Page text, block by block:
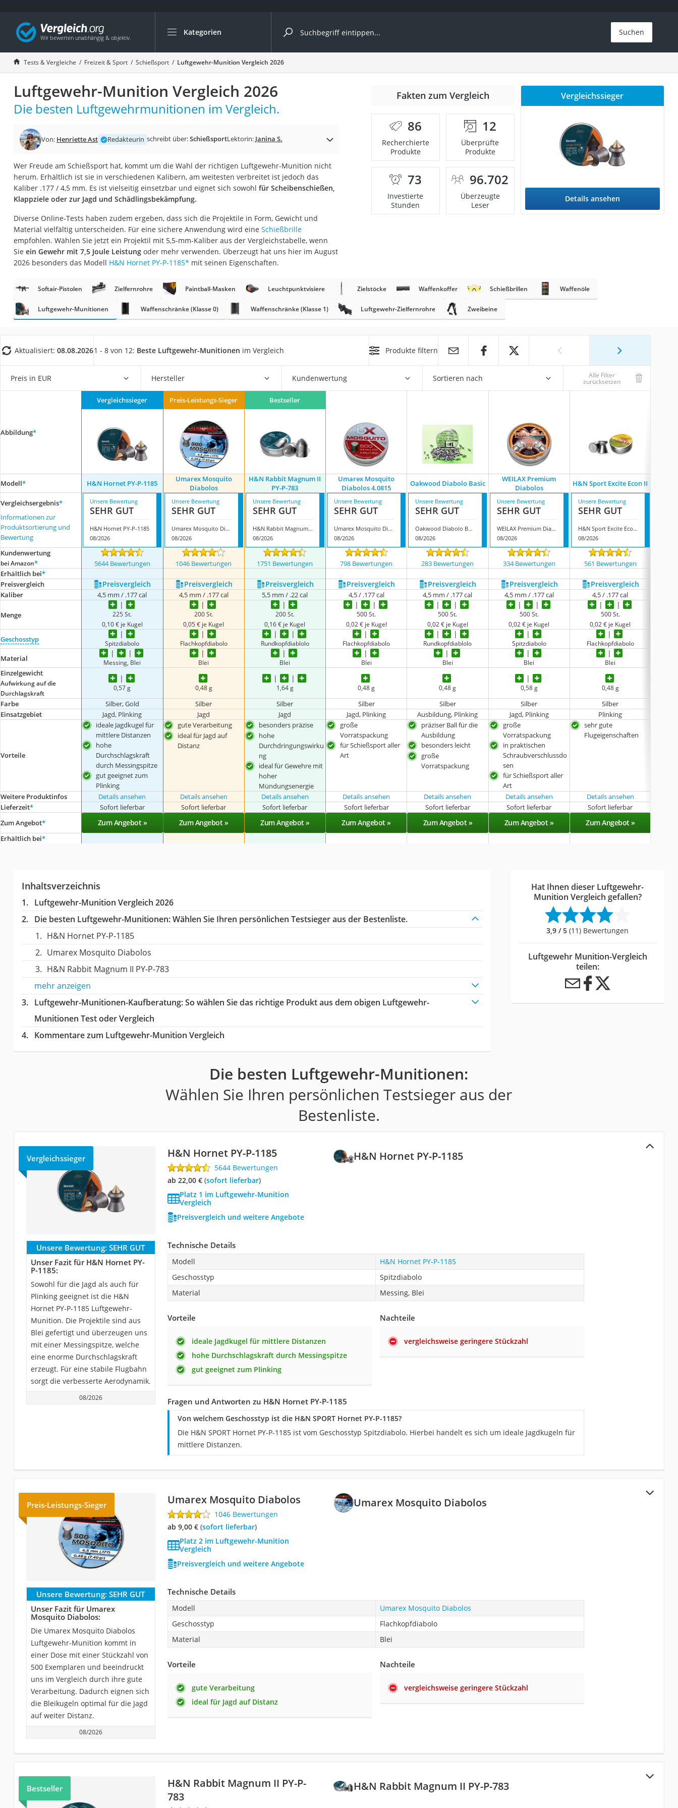
Kategorien
Die beliebtesten Vergleiche nach Kategorie
Freizeit & Sport
Gartentrampolin
Trampolin
Metalldetektor
Trampolin 366 cm
Aluminium-Koffer
Futterboot
Air Bike
E-Bike-Dreirad
Trekkingschuhe Herren
Reisetasche mit Rollen
Klimmzugstation
Koffer
Nachtsichtgerät
Faltschloss
Vibrationsplatte
Sicherheitsweste Reiten
Service
Suchen
Tests & Vergleiche Freizeit & Sport Schießsport Luftgewehr-Munition Vergleich 2026
Luftgewehr-Munition Vergleich 2026
Die besten Luftgewehrmunitionen im Vergleich.
Von: Henriette Ast Redakteurin schreibt über:SchießsportLektorin: Janina S.
Wer Freude am Schießsport hat, kommt um die Wahl der richtigen Luftgewehr-Munition nicht
herum. Erhältlich ist sie in verschiedenen Kalibern, am weitesten verbreitet ist jedoch das
Kaliber .177 / 4,5 mm. Es ist vielseitig einsetzbar und eignet sich sowohl für Scheibenschießen,
Klappziele oder zur Jagd und Schädlingsbekämpfung.
Diverse Online-Tests haben zudem ergeben, dass sich die Projektile in Form, Gewicht und
Material vielfältig unterscheiden. Für eine sichere Anwendung wird eine Schießbrille
empfohlen. Wählen Sie jetzt ein Projektil mit 5,5-mm-Kaliber aus der Vergleichstabelle, wenn
Sie ein Gewehr mit 7,5 Joule Leistungoder mehr verwenden. Überzeugt hat uns hier im August
2026 besonders das Modell H&N Hornet PY-P-1185* mit seinen Eigenschaften.
Fakten zum Vergleich
86
Recherchierte
Produkte
12
Überprüfte
Produkte
73
Investierte
Stunden
96.702
Überzeugte
Leser
Vergleichssieger
Details ansehen
Softair-Pistolen Zielfernrohre Paintball-Masken Leuchtpunktvisiere Zielstöcke Waffenkoffer Schießbrillen Waffenöle
Luftgewehr-Munitionen Waffenschränke (Klasse 0) Waffenschränke (Klasse 1) Luftgewehr-Zielfernrohre Zweibeine
Aktualisiert: 08.08.20261 - 8 von 12: Beste Luftgewehr-Munitionen im Vergleich Produkte filtern
Preis in EUR Hersteller Kundenwertung Sortieren nach Alle Filter
zurücksetzen
Abbildung*
Vergleichssieger Preis-Leistungs-Sieger Bestseller
Modell* H&N Hornet PY-P-1185
Umarex Mosquito
Diabolos
H&N Rabbit Magnum II
PY-P-783
Umarex Mosquito
Diabolos 4.0815
Oakwood Diabolo Basic
WEILAX Premium
Diabolos
H&N Sport Excite Econ II
Vergleichsergebnis*
Informationen zur
Produktsortierung und
Bewertung
Unsere Bewertung
SEHR GUT
H&N Hornet PY-P-1185
08/2026
Unsere Bewertung
SEHR GUT
Umarex Mosquito Diabolos
08/2026
Unsere Bewertung
SEHR GUT
H&N Rabbit Magnum II PY-P-783
08/2026
Unsere Bewertung
SEHR GUT
Umarex Mosquito Diabolos 4.0815
08/2026
Unsere Bewertung
SEHR GUT
Oakwood Diabolo Basic
08/2026
Unsere Bewertung
SEHR GUT
WEILAX Premium Diabolos
08/2026
Unsere Bewertung
SEHR GUT
H&N Sport Excite Econ II
08/2026
Kundenwertung
bei Amazon* 5644 Bewertungen 1046 Bewertungen 1751 Bewertungen 798 Bewertungen 283 Bewertungen 334 Bewertungen 561 Bewertungen
Erhältlich bei*
Preis­vergleich
Preis­vergleich Preis­vergleich Preis­vergleich Preis­vergleich Preis­vergleich Preis­vergleich Preis­vergleich
Kaliber 4,5 mm / .177 cal 4,5 mm / .177 cal 5,5 mm / .22 cal 4,5 / .177 cal 4,5 mm / .177 cal 4,5 mm / .177 cal 4,5 / .177 cal
Menge
225 St.
0,10 € je Kugel
200 St.
0,05 € je Kugel
200 St.
0,16 € je Kugel
500 St.
0,02 € je Kugel
500 St.
0,02 € je Kugel
500 St.
0,02 € je Kugel
500 St.
0,02 € je Kugel
Geschosstyp Spitzdiabolo Flachkopfdiabolo Rundkopfdiablolo Flachkopfdiabolo Rundkopfdiablolo Spitzdiabolo Flachkopfdiabolo
Material Messing, Blei Blei Blei Blei Blei Blei Blei
Einzelgewicht
Aufwirkung auf die
Durchlagskraft
0,57 g 0,48 g 1,64 g 0,48 g 0,48 g 0,58 g 0,48 g
Farbe Silber, Gold Silber Silber Silber Silber Silber
Silber
Einsatzgebiet
Jagd, Plinking Jagd Jagd Jagd, Plinking Ausbildung, Plinking Jagd, Plinking Plinking
Vorteile
ideale Jagdkugel für
mittlere Distanzen
hohe
Durchschlagskraft
durch Messingspitze
gut geeignet zum
Plinking
gute Verarbeitung
ideal für Jagd auf
Distanz
besonders präzise
hohe
Durchdringungswirku
ng
ideal für Gewehre mit
hoher
Mündungsenergie
große
Vorratspackung
für Schießsport aller
Art
präziser Ball für die
Ausbildung
besonders leicht
große
Vorratspackung
große
Vorratspackung
in praktischen
Schraubverschlussdo
sen
für Schießsport aller
Art
sehr gute
Flugeigenschaften
Weitere Produktinfos Details ansehen Details ansehen Details ansehen Details ansehen Details ansehen Details ansehen Details ansehen
Lieferzeit* Sofort lieferbar Sofort lieferbar Sofort lieferbar Sofort lieferbar Sofort lieferbar Sofort lieferbar Sofort lieferbar
Zum Angebot* Zum Angebot » Zum Angebot » Zum Angebot » Zum Angebot » Zum Angebot » Zum Angebot » Zum Angebot »
Erhältlich bei*
Inhaltsverzeichnis
Luftgewehr-Munition Vergleich 2026
Die besten Luftgewehr-Munitionen:Wählen Sie Ihren persönlichen Testsieger aus der Bestenliste.
H&N Hornet PY-P-1185
Umarex Mosquito Diabolos
H&N Rabbit Magnum II PY-P-783
mehr anzeigen
Luftgewehr-Munitionen-Kaufberatung: So wählen Sie das richtige Produkt aus dem obigen Luftgewehr-
Munitionen Test oder Vergleich
Kommentare zum Luftgewehr-Munition Vergleich
Hat Ihnen dieser Luftgewehr-
Munition Vergleich gefallen?
3,9 / 5 (11) Bewertungen
Luftgewehr Munition-Vergleich
teilen:
Die besten Luftgewehr-Munitionen:
Wählen Sie Ihren persönlichen Testsieger aus der
Bestenliste.
H&N Hornet PY-P-1185
Vergleichssieger H&N Hornet PY-P-1185
5644 Bewertungen
ab 22,00 €( Sofort lieferbar)
Platz 1 im Luftgewehr-Munition
Vergleich
Preisvergleich und weitere Angebote
Unsere Bewertung: SEHR GUT
Unser Fazit für H&N Hornet PY-
P-1185:
Sowohl für die Jagd als auch für
Plinking geeignet ist die H&N
Hornet PY-P-1185 Luftgewehr-
Munition. Die Projektile sind aus
Blei gefertigt und überzeugen uns
mit einer Messingspitze, welche
eine enorme Durchschlagskraft
erzeugt. Für eine stabile Flugbahn
sorgt die verbesserte Aerodynamik.
08/2026
Technische Details
Modell
H&N Hornet PY-P-1185
Geschosstyp
Spitzdiabolo
Material
Messing, Blei
Vorteile
ideale Jagdkugel für mittlere Distanzen
hohe Durchschlagskraft durch Messingspitze
gut geeignet zum Plinking
Nachteile
vergleichsweise geringere Stückzahl
Fragen und Antworten zu H&N Hornet PY-P-1185
Von welchem Geschosstyp ist die H&N SPORT Hornet ‎PY-P-1185?
Die H&N SPORT Hornet ‎PY-P-1185 ist vom Geschosstyp Spitzdiabolo. Hierbei handelt es sich um ideale Jagdkugeln für
mittlere Distanzen.
Umarex Mosquito Diabolos
Preis-Leistungs-Sieger Umarex Mosquito Diabolos
1046 Bewertungen
ab 9,00 €( Sofort lieferbar)
Platz 2 im Luftgewehr-Munition
Vergleich
Preisvergleich und weitere Angebote
Unsere Bewertung: SEHR GUT
Unser Fazit für Umarex
Mosquito Diabolos:
Die Umarex Mosquito Diabolos
Luftgewehr-Munition kommt in
einer Dose mit einer Stückzahl von
500 Exemplaren und beeindruckt
uns im Vergleich durch ihre gute
Verarbeitung. Dadurch eignen sich
die Bleikugeln optimal für die Jagd
auf weiter Distanz.
08/2026
Technische Details
Modell
Umarex Mosquito Diabolos
Geschosstyp
Flachkopfdiabolo
Material
Blei
Vorteile
gute Verarbeitung
ideal für Jagd auf Distanz
Nachteile
vergleichsweise geringere Stückzahl
H&N Rabbit Magnum II PY-P-783
Bestseller
H&N Rabbit Magnum II PY-P-
783